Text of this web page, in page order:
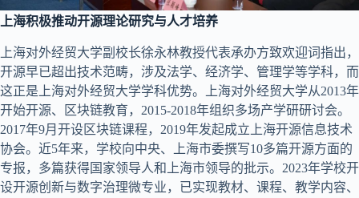
上海积极推动开源理论研究与人才培养
上海对外经贸大学副校长徐永林教授代表承办方致欢迎词指出，
开源早已超出技术范畴，涉及法学、经济学、管理学等学科，而
这正是上海对外经贸大学学科优势。上海对外经贸大学从2013年
开始开源、区块链教育，2015-2018年组织多场产学研研讨会。
2017年9月开设区块链课程，2019年发起成立上海开源信息技术
协会。近5年来，学校向中央、上海市委撰写10多篇开源方面的
专报，多篇获得国家领导人和上海市领导的批示。2023年学校开
设开源创新与数字治理微专业，已实现教材、课程、教学内容、